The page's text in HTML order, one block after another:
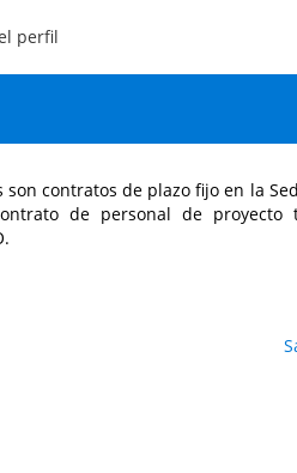
perfil
contratos de plazo fijo en la
de personal de proyecto